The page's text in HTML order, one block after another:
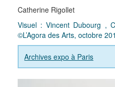
Catherine Rigollet
Visuel : Vincent Dubourg ,
©L’Agora des Arts, octobre
Archives expo à Paris